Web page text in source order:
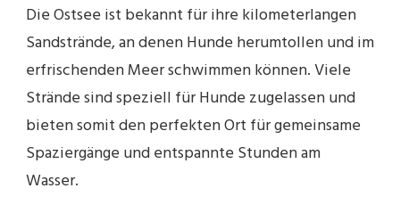
Die Ostsee ist bekannt für ihre kilometerlangen
Sandstrände, an denen Hunde herumtollen und im
erfrischenden Meer schwimmen können. Viele
Strände sind speziell für Hunde zugelassen und
bieten somit den perfekten Ort für gemeinsame
Spaziergänge und entspannte Stunden am
Wasser.